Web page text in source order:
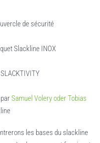
de sécurité
Slackline INOX
parSamuel Volery oder Tobias
les bases du slackline